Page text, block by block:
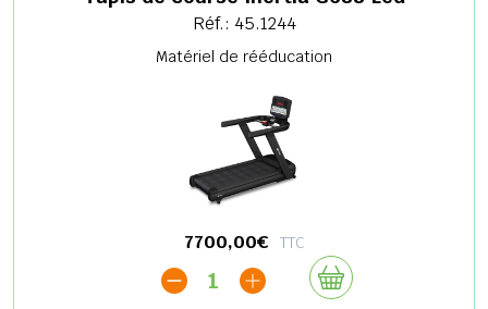
Réf.: 45.1244
Matériel de rééducation
7700,00€ TTC
1